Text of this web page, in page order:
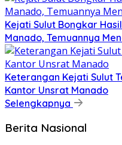
Kejati Sulut Bongkar
Manado, Temuannya
Keterangan Kejati Sulut
Kantor Unsrat Manado
Selengkapnya
Berita Nasional